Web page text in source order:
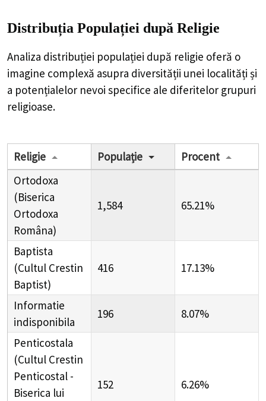
Distribuția Populației după Religie
Analiza distribuției populației după religie oferă o
imagine complexă asupra diversității unei localități și
a potențialelor nevoi specifice ale diferitelor grupuri
religioase.
Religie Populație
Procent
Ortodoxa
(Biserica
Ortodoxa
Româna)
1,584 65.21%
Baptista
(Cultul Crestin
Baptist)
416 17.13%
Informatie
indisponibila
196 8.07%
Penticostala
(Cultul Crestin
Penticostal -
Biserica lui
152 6.26%